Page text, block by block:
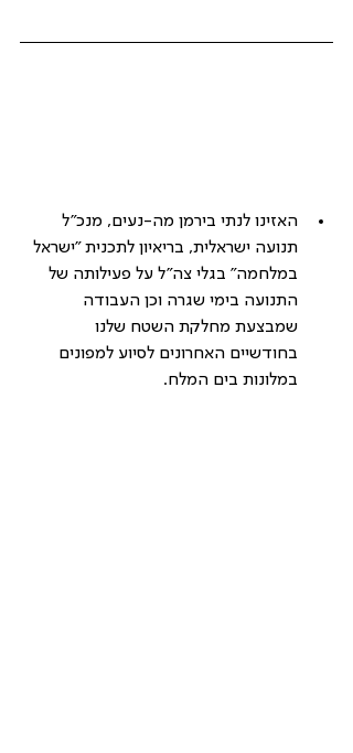
האזינו לנתי בירמן מה-נעים, מנכ"ל
תנועה ישראלית, בריאיון לתכנית "ישראל
במלחמה" בגלי צה"ל על פעילותה של
התנועה בימי שגרה וכן העבודה
שמבצעת מחלקת השטח שלנו
בחודשיים האחרונים לסיוע למפונים
במלונות בים המלח.